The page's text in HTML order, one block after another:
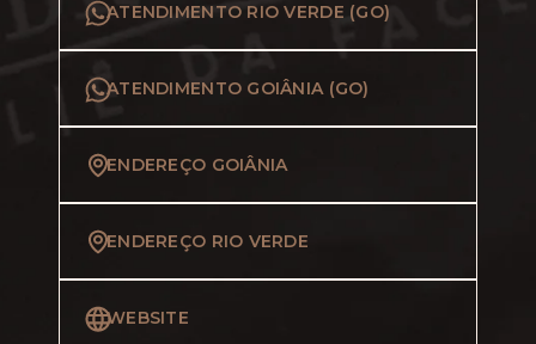
ATENDIMENTO RIO VERDE (GO)
ATENDIMENTO GOIÂNIA (GO)
ENDEREÇO GOIÂNIA
ENDEREÇO RIO VERDE
WEBSITE